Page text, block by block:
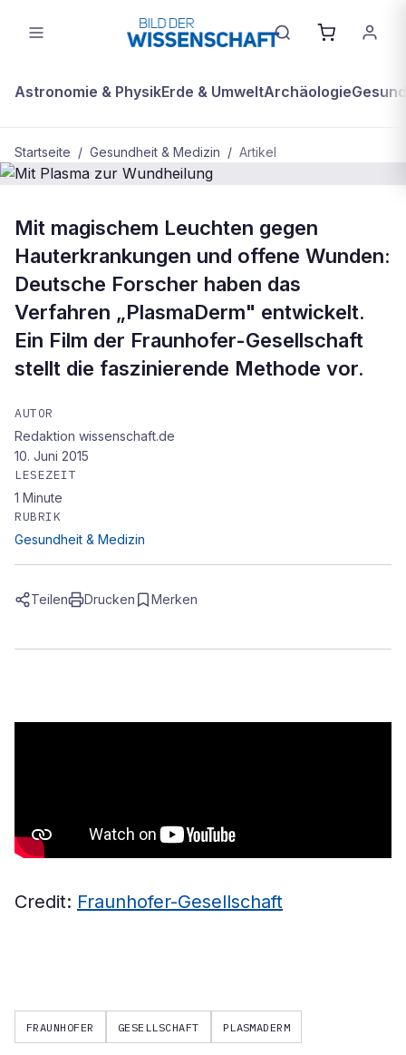
Astronomie & PhysikErde & UmweltArchäologie
Startseite / Gesundheit & Medizin / Artikel
Mit Plasma zur Wundheilung
Mit magischem Leuchten gegen
Hauterkrankungen und offene Wunden:
Deutsche Forscher haben das
Verfahren „PlasmaDerm" entwickelt.
Ein Film der Fraunhofer-Gesellschaft
stellt die faszinierende Methode vor.
AUTOR
Redaktion wissenschaft.de
10. Juni 2015
LESEZEIT
1 Minute
RUBRIK
Gesundheit & Medizin
Teilen Drucken Merken
Credit: Fraunhofer-Gesellschaft
FRAUNHOFER GESELLSCHAFT PLASMADERM